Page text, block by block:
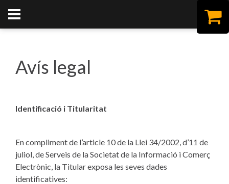
Avís legal
Identificació i Titularitat
En compliment de l’article 10 de la Llei 34/2002, d’11 de
juliol, de Serveis de la Societat de la Informació i Comerç
Electrònic, la Titular exposa les seves dades
identificatives: